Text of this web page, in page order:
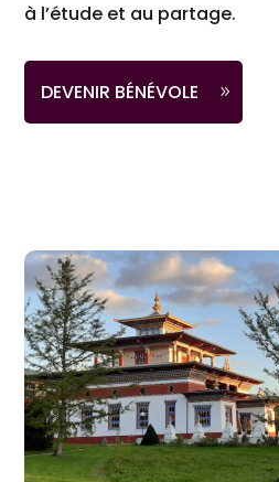
à l’étude et au partage.
DEVENIR BÉNÉVOLE